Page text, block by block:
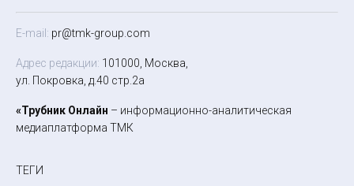
E-mail: pr@tmk-group.com
Адрес редакции: 101000, Москва,
ул. Покровка, д.40 стр.2а
«Трубник Онлайн – информационно-аналитическая
медиаплатформа ТМК
ТЕГИ